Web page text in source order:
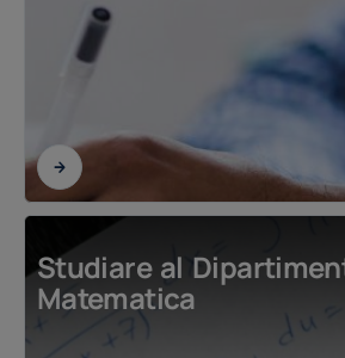
Studiare al
Matematica